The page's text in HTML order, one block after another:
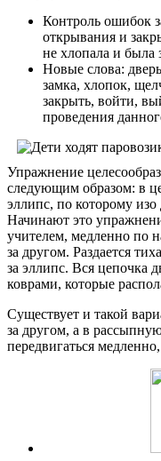
Контроль ошибок
открывания и
не хлопала и была
Новые слова:
замка, хлопок,
закрыть, войти,
проведения
Упражнение
следующим образом: в
эллипс, по которому изо
Начинают это
учителем, медленно по
за другом. Раздается
за эллипс. Вся цепочка
коврами, которые
Существует и такой
за другом, а в
передвигаться